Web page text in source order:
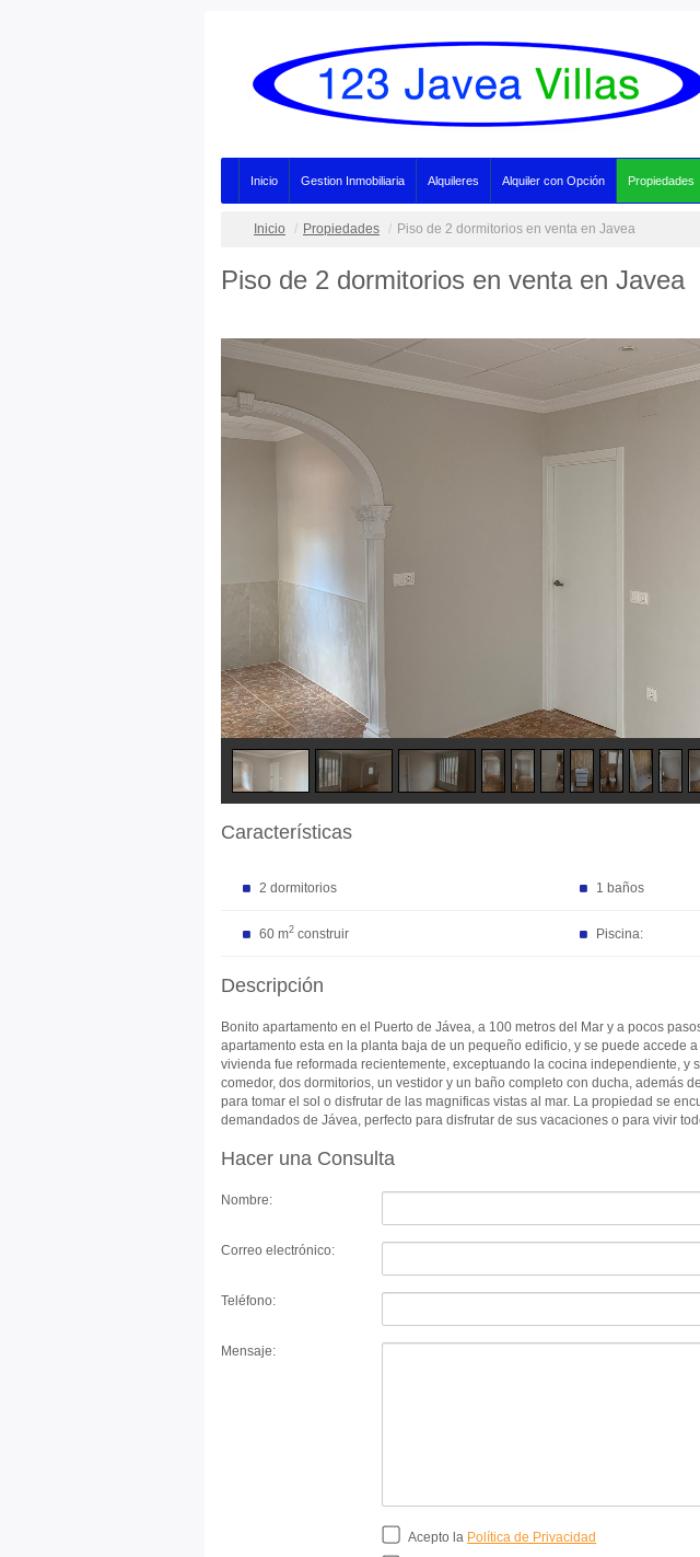
Inicio Gestion Inmobiliaria Alquileres Alquiler con Opción Propiedades
Inicio Propiedades Piso de 2 dormitorios en venta en Javea
Piso de 2 dormitorios en venta en Javea
Características
2 dormitorios 1 baños
60 m2 construir Piscina:
Descripción
Bonito apartamento en el Puerto de Jávea, a 100 metros del Mar y a pocos
apartamento esta en la planta baja de un pequeño edificio, y se puede accede
vivienda fue reformada recientemente, exceptuando la cocina independiente, y
comedor, dos dormitorios, un vestidor y un baño completo con ducha, además
para tomar el sol o disfrutar de las magnificas vistas al mar. La propiedad se
demandados de Jávea, perfecto para disfrutar de sus vacaciones o para vivir
Hacer una Consulta
Nombre:
Correo electrónico:
Teléfono:
Mensaje:
Acepto la Política de Privacidad